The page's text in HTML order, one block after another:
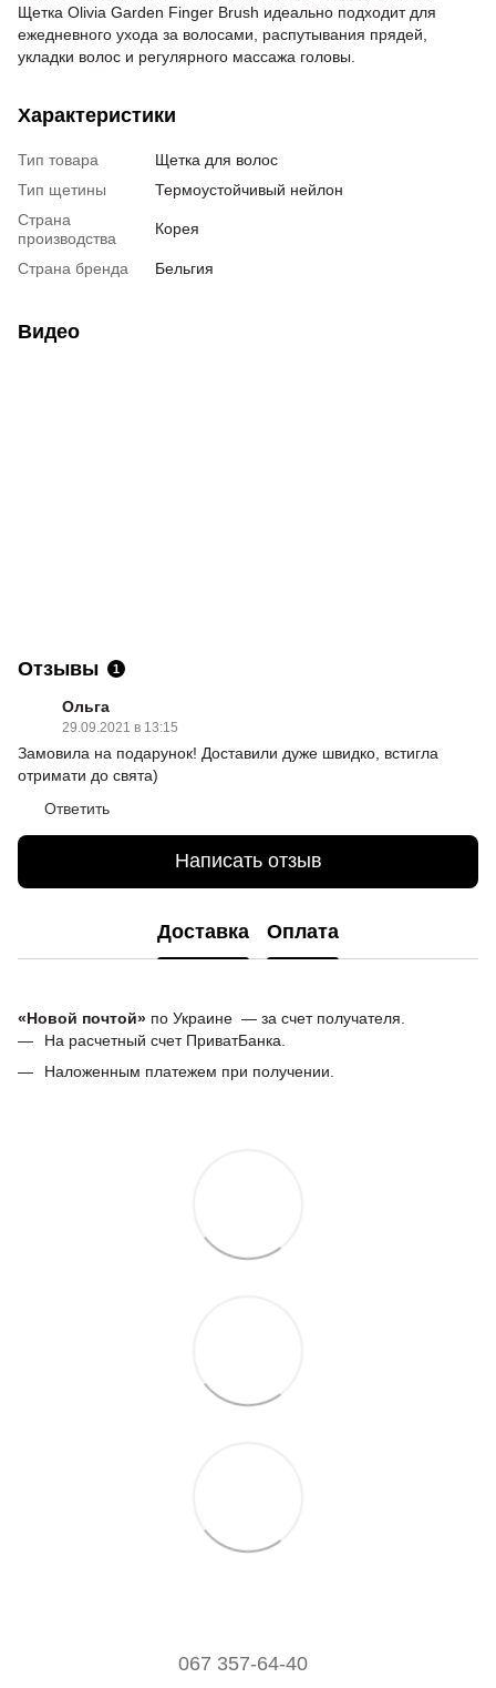
Щетка Olivia Garden Finger Brush идеально подходит для
ежедневного ухода за волосами, распутывания прядей,
укладки волос и регулярного массажа головы.
Характеристики
Тип товара
Щетка для волос
Тип щетины
Термоустойчивый нейлон
Страна
производства
Корея
Страна бренда Бельгия
Видео
Отзывы 1
Ольга
29.09.2021 в 13:15
Замовила на подарунок! Доставили дуже швидко, встигла
отримати до свята)
Ответить
Написать отзыв
Доставка Оплата
«Новой почтой» по Украине — за счет получателя.
На расчетный счет ПриватБанка.
Наложенным платежем при получении.
067 357-64-40